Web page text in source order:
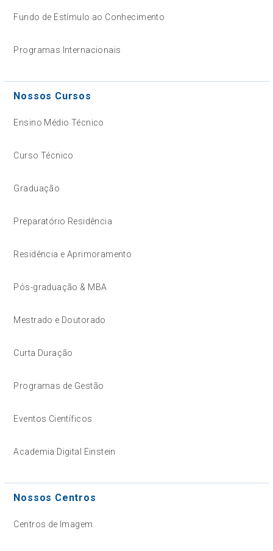
Fundo de Estímulo ao Conhecimento
Programas Internacionais
Nossos Cursos
Ensino Médio Técnico
Curso Técnico
Graduação
Preparatório Residência
Residência e Aprimoramento
Pós-graduação & MBA
Mestrado e Doutorado
Curta Duração
Programas de Gestão
Eventos Científicos
Academia Digital Einstein
Nossos Centros
Centros de Imagem